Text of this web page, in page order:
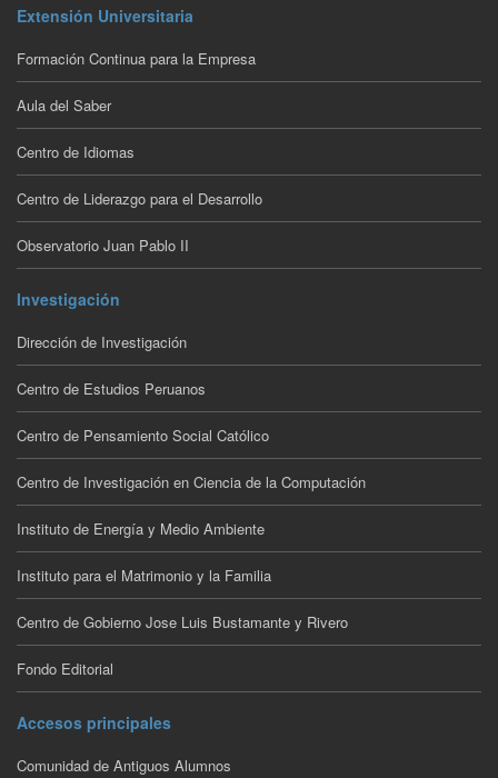
Extensión Universitaria
Formación Continua para la Empresa
Aula del Saber
Centro de Idiomas
Centro de Liderazgo para el Desarrollo
Observatorio Juan Pablo II
Investigación
Dirección de Investigación
Centro de Estudios Peruanos
Centro de Pensamiento Social Católico
Centro de Investigación en Ciencia de la Computación
Instituto de Energía y Medio Ambiente
Instituto para el Matrimonio y la Familia
Centro de Gobierno Jose Luis Bustamante y Rivero
Fondo Editorial
Accesos principales
Comunidad de Antiguos Alumnos